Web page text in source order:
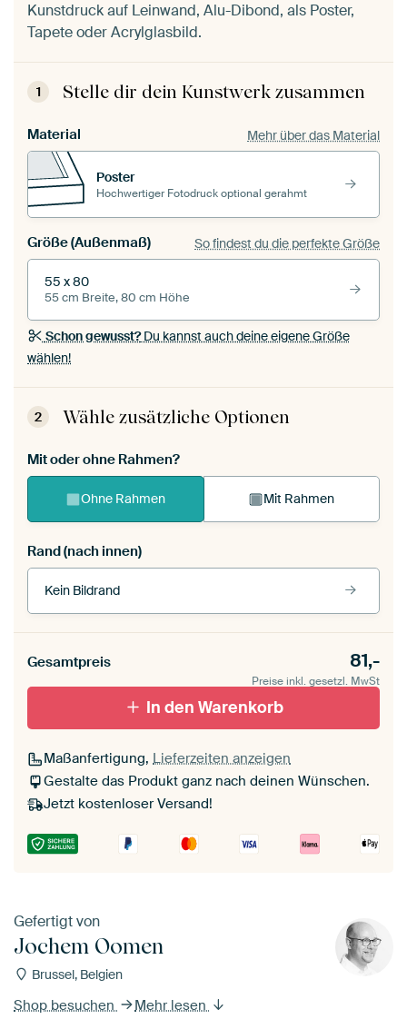
Kunstdruck auf Leinwand, Alu-Dibond, als Poster,
Tapete oder Acrylglasbild.
1 Stelle dir dein Kunstwerk zusammen
Material Mehr über das Material
Poster
Hochwertiger Fotodruck optional gerahmt
Größe (Außenmaß) So findest du die perfekte Größe
55 x 80
55 cm Breite, 80 cm Höhe
Schon gewusst?Du kannst auch deine eigene Größe
wählen!
2 Wähle zusätzliche Optionen
Mit oder ohne Rahmen?
Ohne Rahmen Mit Rahmen
Rand (nach innen)
Kein Bildrand
schwarz (Holzrahmen)
Ohne Passepartout
Gesamtpreis 81,-
Preise inkl. gesetzl. MwSt
In den Warenkorb
Maßanfertigung, Lieferzeiten anzeigen
Gestalte das Produkt ganz nach deinen Wünschen.
Jetzt kostenloser Versand!
Gefertigt von
Jochem Oomen
Brussel, Belgien
Shop besuchen Mehr lesen